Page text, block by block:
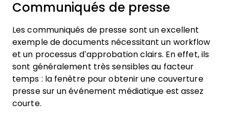
Communiqués de presse
Les communiqués de presse sont un excellent
exemple de documents nécessitant un workflow
et un processus d’approbation clairs. En effet, ils
sont généralement très sensibles au facteur
temps : la fenêtre pour obtenir une couverture
presse sur un événement médiatique est assez
courte.